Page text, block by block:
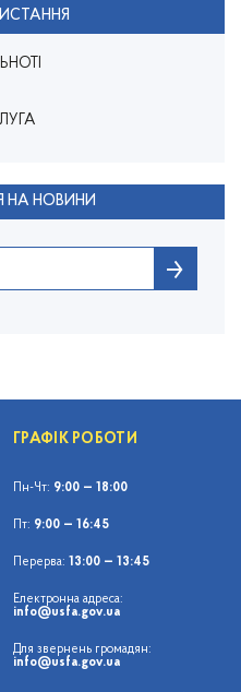
НА НОВИНИ
ГРАФІК РОБОТИ
Пн-Чт: 9:00 — 18:00
Пт: 9:00 — 16:45
Перерва: 13:00 — 13:45
Електронна адреса:
info@usfa.gov.ua
Для звернень громадян:
info@usfa.gov.ua